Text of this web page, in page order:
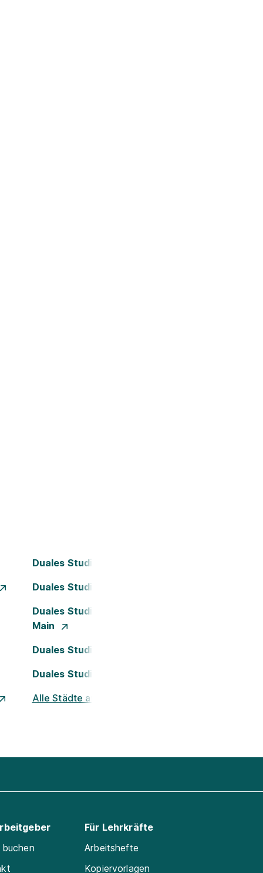
Duales Studium Bochum
Duales Studium Dortmund
Duales Studium Frankfurt am
Main
Duales Studium Köln
Duales Studium Nürnberg
Alle Städte ansehen
Für Lehrkräfte
Arbeitshefte
Kopiervorlagen